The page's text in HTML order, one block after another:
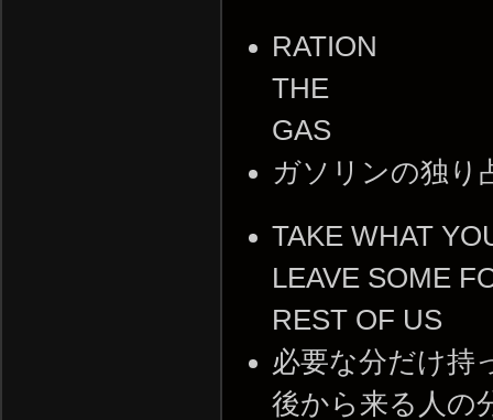
RATION
THE
GAS
ガソリンの独り
TAKE WHAT
LEAVE SOME
REST OF US
必要な分だけ持
後から来る人の